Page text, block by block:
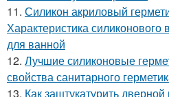
11. Силикон акриловый
Характеристика силиконового
для ванной
12. Лучшие силиконовые
свойства санитарного
13. Как заштукатурить